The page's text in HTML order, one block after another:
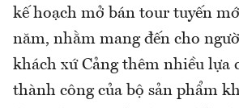
kế hoạch mở bán tour tuyến
năm, nhằm mang đến cho
khách xứ Cảng thêm nhiều lựa
thành công của bộ sản phẩm